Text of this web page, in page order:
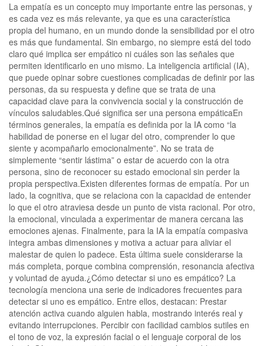
La empatía es un concepto muy importante entre las personas, y
es cada vez es más relevante, ya que es una característica
propia del humano, en un mundo donde la sensibilidad por el otro
es más que fundamental. Sin embargo, no siempre está del todo
claro qué implica ser empático ni cuáles son las señales que
permiten identificarlo en uno mismo. La inteligencia artificial (IA),
que puede opinar sobre cuestiones complicadas de definir por las
personas, da su respuesta y define que se trata de una
capacidad clave para la convivencia social y la construcción de
vínculos saludables.Qué significa ser una persona empáticaEn
términos generales, la empatía es definida por la IA como “la
habilidad de ponerse en el lugar del otro, comprender lo que
siente y acompañarlo emocionalmente”. No se trata de
simplemente “sentir lástima” o estar de acuerdo con la otra
persona, sino de reconocer su estado emocional sin perder la
propia perspectiva.Existen diferentes formas de empatía. Por un
lado, la cognitiva, que se relaciona con la capacidad de entender
lo que el otro atraviesa desde un punto de vista racional. Por otro,
la emocional, vinculada a experimentar de manera cercana las
emociones ajenas. Finalmente, para la IA la empatía compasiva
integra ambas dimensiones y motiva a actuar para aliviar el
malestar de quien lo padece. Esta última suele considerarse la
más completa, porque combina comprensión, resonancia afectiva
y voluntad de ayuda.¿Cómo detectar si uno es empático? La
tecnología menciona una serie de indicadores frecuentes para
detectar si uno es empático. Entre ellos, destacan: Prestar
atención activa cuando alguien habla, mostrando interés real y
evitando interrupciones. Percibir con facilidad cambios sutiles en
el tono de voz, la expresión facial o el lenguaje corporal de los